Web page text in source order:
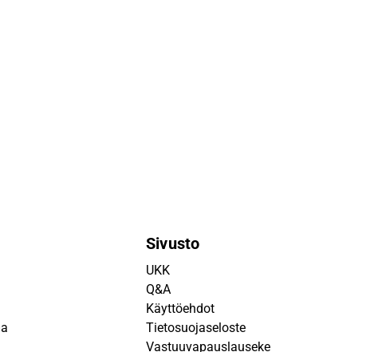
Sivusto
UKK
Q&A
Käyttöehdot
Tietosuojaseloste
Vastuuvapauslauseke